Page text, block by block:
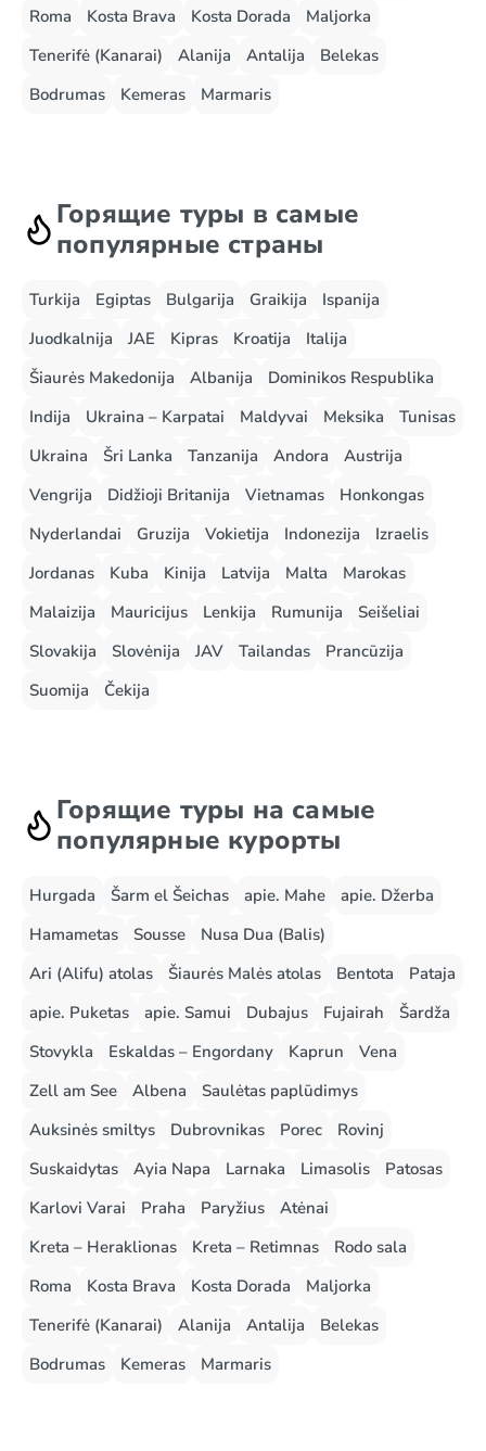
Roma
Kosta Brava Kosta Dorada
Maljorka
Tenerifė (Kanarai)
Alanija Antalija
Belekas
Bodrumas
Kemeras Marmaris
Горящие туры в самые
популярные страны
Turkija Egiptas Bulgarija Graikija
Ispanija
Juodkalnija
JAE Kipras Kroatija
Italija
Šiaurės Makedonija
Albanija
Dominikos Respublika
Indija
Ukraina – Karpatai Maldyvai Meksika
Tunisas
Ukraina
Šri Lanka Tanzanija Andora
Austrija
Vengrija
Didžioji Britanija Vietnamas
Honkongas
Nyderlandai
Gruzija Vokietija Indonezija
Izraelis
Jordanas
Kuba Kinija Latvija Malta
Marokas
Malaizija
Mauricijus Lenkija Rumunija
Seišeliai
Slovakija
Slovėnija JAV Tailandas
Prancūzija
Suomija
Čekija
Горящие туры на самые
популярные курорты
Hurgada Šarm el Šeichas apie. Mahe
apie. Džerba
Hamametas
Sousse
Nusa Dua (Balis)
Ari (Alifu) atolas
Šiaurės Malės atolas Bentota
Pataja
apie. Puketas
apie. Samui Dubajus Fujairah
Šardža
Stovykla
Eskaldas – Engordany Kaprun
Vena
Zell am See
Albena
Saulėtas paplūdimys
Auksinės smiltys
Dubrovnikas Porec
Rovinj
Suskaidytas
Ayia Napa Larnaka Limasolis
Patosas
Karlovi Varai
Praha Paryžius
Atėnai
Kreta – Heraklionas
Kreta – Retimnas
Rodo sala
Roma
Kosta Brava Kosta Dorada
Maljorka
Tenerifė (Kanarai)
Alanija Antalija
Belekas
Bodrumas
Kemeras Marmaris